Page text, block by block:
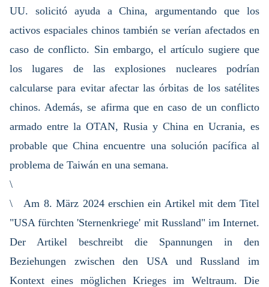
UU. solicitó ayuda a China, argumentando que los
activos espaciales chinos también se verían afectados en
caso de conflicto. Sin embargo, el artículo sugiere que
los lugares de las explosiones nucleares podrían
calcularse para evitar afectar las órbitas de los satélites
chinos. Además, se afirma que en caso de un conflicto
armado entre la OTAN, Rusia y China en Ucrania, es
probable que China encuentre una solución pacífica al
problema de Taiwán en una semana.
\
\ Am 8. März 2024 erschien ein Artikel mit dem Titel
"USA fürchten 'Sternenkriege' mit Russland" im Internet.
Der Artikel beschreibt die Spannungen in den
Beziehungen zwischen den USA und Russland im
Kontext eines möglichen Krieges im Weltraum. Die